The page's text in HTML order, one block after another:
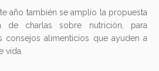
año también se amplío la propuesta
de charlas sobre nutrición, para
consejos alimenticios que ayuden a
vida.